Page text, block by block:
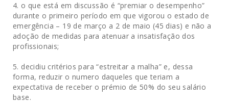
o que está em discussão é “premiar o desempenho”
durante o primeiro período em que vigorou o estado de
emergência – 19 de março a 2 de maio (45 dias) e não a
adoção de medidas para atenuar a insatisfação dos
profissionais;
decidiu critérios para “estreitar a malha” e, dessa
forma, reduzir o numero daqueles que teriam a
expectativa de receber o prémio de 50% do seu salário
base.